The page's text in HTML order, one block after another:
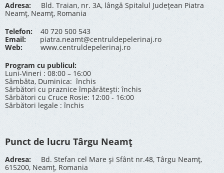
Adresa: Bld. Traian, nr. 3A, lângă Spitalul Județean Piatra
Neamț, Neamț, Romania
Telefon:40 720 500 543
Email:
piatra.neamt@centruldepelerinaj.ro
Web:
www.centruldepelerinaj.ro
Program cu publicul:
Luni-Vineri : 08:00 – 16:00
Sâmbăta, Duminica: închis
Sărbători cu praznice împărătești: închis
Sărbători cu Cruce Rosie: 12:00 - 16:00
Sărbători legale : închis
Punct de lucru Târgu Neamț
Adresa: Bd. Stefan cel Mare și Sfânt nr.48, Târgu Neamț,
615200, Neamț, Romania